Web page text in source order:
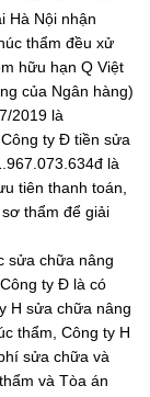
Hà Nội nhận
thẩm đều xử
hữu hạn Q Việt
của Ngân hàng)
2019 là
ty Đ tiền sửa
là
tiên thanh toán,
thẩm để giải
sửa chữa nâng
ty Đ là có
H sửa chữa nâng
thẩm, Công ty H
sửa chữa và
và Tòa án